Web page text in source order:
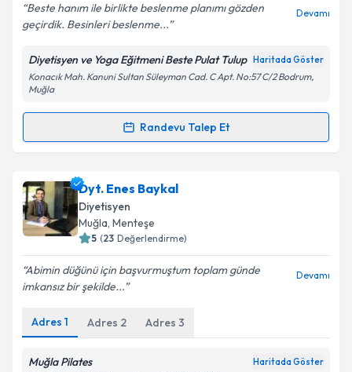
kapsamda işlenmesini kabul ediyorum.
Takvim Talebini Gönder
Beste hanım ile birlikte beslenme planımı gözden
geçirdik. Besinleri beslenme...
Devamı
Diyetisyen ve Yoga Eğitmeni Beste Pulat Tulup Haritada Göster
Konacık Mah. Kanuni Sultan Süleyman Cad. C Apt. No:57 C/2 Bodrum,
Muğla
Randevu Talep Et
Randevu Takvimi Talebi
Dyt. Beste Pulat Tulupiçin randevu takvimi talebi
oluşturun. Size bu uzmandan randevu almanız için bir
takvim hazırlandığında e-posta ile bilgilendireceğiz.
Kişisel verilerimin işlenmesine ilişkin
Metni'ni okudum ve kişisel verilerimin belirtilen
kapsamda işlenmesini kabul ediyorum.
Dyt. Enes Baykal
Diyetisyen
Muğla, Menteşe
5 (23 Değerlendirme)
Abimin düğünü için başvurmuştum toplam günde
imkansız bir şekilde...
Devamı
Adres 1 Adres 2 Adres 3
Muğla Pilates Haritada Göster